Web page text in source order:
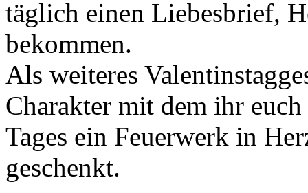
täglich einen Liebesbrief,
bekommen.
Als weiteres
Charakter mit dem ihr
Tages ein Feuerwerk in
geschenkt.